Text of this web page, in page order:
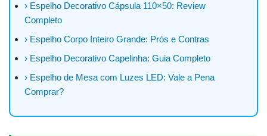
› Espelho Decorativo Cápsula 110×50: Review
Completo
› Espelho Corpo Inteiro Grande: Prós e Contras
› Espelho Decorativo Capelinha: Guia Completo
› Espelho de Mesa com Luzes LED: Vale a Pena
Comprar?